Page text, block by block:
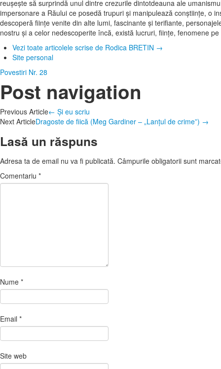
reuşeşte să surprindă unul dintre crezurile dintotdeauna ale
impersonare a Răului ce posedă trupuri şi manipulează conştiinţe, o
descoperă fiinţe venite din alte lumi, fascinante şi terifiante,
nostru şi a celor nedescoperite încă, există lucruri, fiinţe, fenomene
Vezi toate articolele scrise de Rodica BRETIN →
Site personal
Povestiri Nr. 28
Post navigation
Previous Article← Și eu scriu
Next ArticleDragoste de fiică (Meg Gardiner – „Lanțul de crime”) →
Lasă un răspuns
Adresa ta de email nu va fi publicată. Câmpurile obligatorii sunt
Comentariu *
Nume *
Email *
Site web